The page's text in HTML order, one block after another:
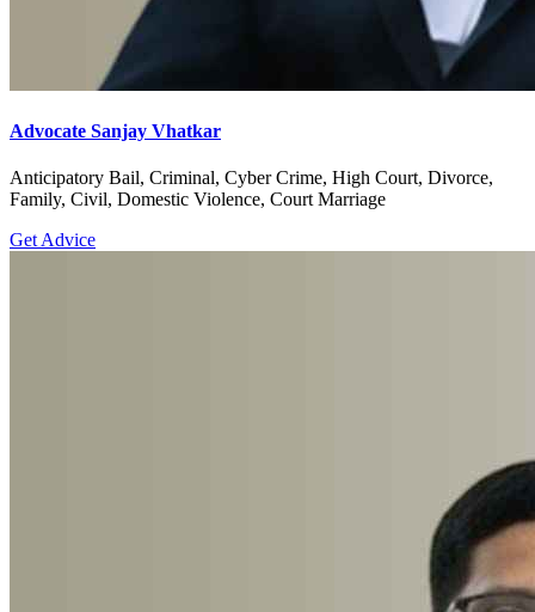
Advocate Sanjay Vhatkar
Anticipatory Bail, Criminal, Cyber Crime, High Court, Divorce,
Family, Civil, Domestic Violence, Court Marriage
Get Advice